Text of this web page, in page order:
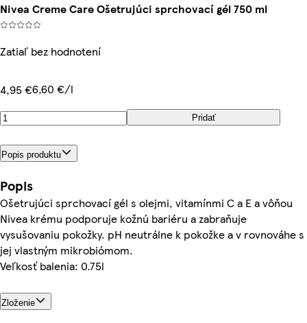
Nivea Creme Care Ošetrujúci sprchovací gél 750 ml
Zatiaľ bez hodnotení
4,95 €6,60 €/l
Pridať
Popis produktu
Popis
Ošetrujúci sprchovací gél s olejmi, vitamínmi C a E a vôňou
Nivea krému podporuje kožnú bariéru a zabraňuje
vysušovaniu pokožky. pH neutrálne k pokožke a v rovnováhe s
jej vlastným mikrobiómom.
Veľkosť balenia: 0.75l
Zloženie